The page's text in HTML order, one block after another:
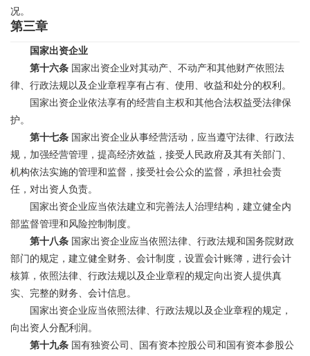
况。
第三章
国家出资企业
第十六条 国家出资企业对其动产、不动产和其他财产依照法
律、行政法规以及企业章程享有占有、使用、收益和处分的权利。
国家出资企业依法享有的经营自主权和其他合法权益受法律保
护。
第十七条 国家出资企业从事经营活动，应当遵守法律、行政法
规，加强经营管理，提高经济效益，接受人民政府及其有关部门、
机构依法实施的管理和监督，接受社会公众的监督，承担社会责
任，对出资人负责。
国家出资企业应当依法建立和完善法人治理结构，建立健全内
部监督管理和风险控制制度。
第十八条 国家出资企业应当依照法律、行政法规和国务院财政
部门的规定，建立健全财务、会计制度，设置会计账簿，进行会计
核算，依照法律、行政法规以及企业章程的规定向出资人提供真
实、完整的财务、会计信息。
国家出资企业应当依照法律、行政法规以及企业章程的规定，
向出资人分配利润。
第十九条 国有独资公司、国有资本控股公司和国有资本参股公